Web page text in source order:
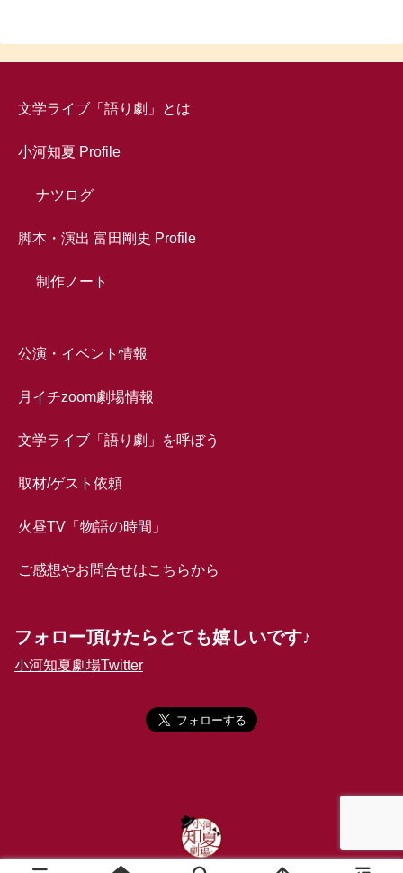
文学ライブ「語り劇」とは
小河知夏 Profile
ナツログ
脚本・演出 富田剛史 Profile
制作ノート
公演・イベント情報
月イチzoom劇場情報
文学ライブ「語り劇」を呼ぼう
取材/ゲスト依頼
火昼TV「物語の時間」
ご感想やお問合せはこちらから
フォロー頂けたらとても嬉しいです♪
小河知夏劇場Twitter